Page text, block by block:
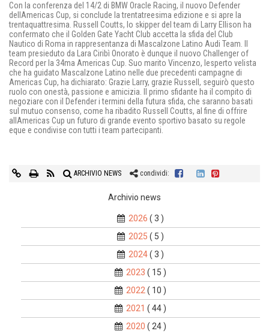
Con la conferenza del 14/2 di BMW Oracle Racing, il nuovo Defender
dellAmericas Cup, si conclude la trentatreesima edizione e si apre la
trentaquattresima. Russell Coutts, lo skipper del team di Larry Ellison ha
confermato che il Golden Gate Yacht Club accetta la sfida del Club
Nautico di Roma in rappresentanza di Mascalzone Latino Audi Team. Il
team presieduto da Lara Ciribì Onorato è dunque il nuovo Challenger of
Record per la 34ma Americas Cup. Suo marito Vincenzo, lesperto velista
che ha guidato Mascalzone Latino nelle due precedenti campagne di
Americas Cup, ha dichiarato: Grazie Larry, grazie Russell, seguirò questo
ruolo con onestà, passione e amicizia. Il primo sfidante ha il compito di
negoziare con il Defender i termini della futura sfida, che saranno basati
sul mutuo consenso, come ha ribadito Russell Coutts, al fine di offrire
allAmericas Cup un futuro di grande evento sportivo basato su regole
eque e condivise con tutti i team partecipanti.
ARCHIVIO NEWS condividi:
Archivio news
2026 ( 3 )
2025 ( 5 )
2024( 3 )
2023 ( 15 )
2022 ( 10 )
2021 ( 44 )
2020 ( 24 )